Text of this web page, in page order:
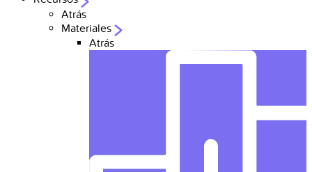
Atrás
Materiales
Atrás